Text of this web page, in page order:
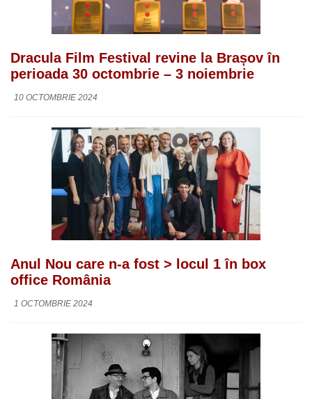
Dracula Film Festival revine la Brașov în
perioada 30 octombrie – 3 noiembrie
10 OCTOMBRIE 2024
Anul Nou care n-a fost > locul 1 în box
office România
1 OCTOMBRIE 2024